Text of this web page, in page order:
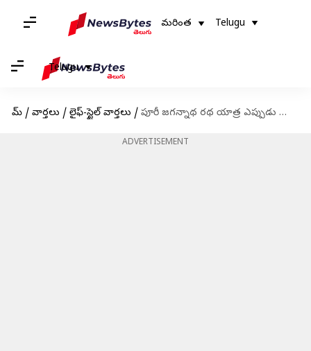
మరింత Telugu
Telugu
హోమ్ / వార్తలు / లైఫ్-స్టైల్ వార్తలు / పూరీ జగన్నాథ రథ యాత్ర ఎప్పుడు మొదలు కానుంది? తేదీ, సమయం వివరాలివే?
ADVERTISEMENT